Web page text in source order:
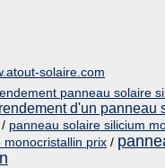
solaire.com
panneau solaire
rendement d'un panneau
/ panneau solaire silicium
monocristallin prix /